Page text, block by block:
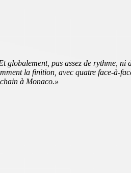
pas assez de rythme,
la finition, avec quatre face-à-
à Monaco.»